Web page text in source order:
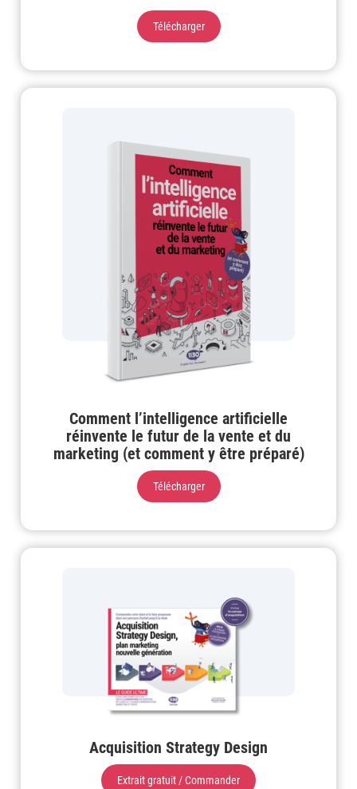
Télécharger
Comment l’intelligence artificielle
réinvente le futur de la vente et du
marketing (et comment y être préparé)
Télécharger
Acquisition Strategy Design
Extrait gratuit / Commander